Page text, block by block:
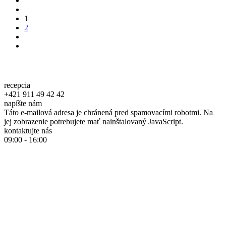
1
2
recepcia
+421 911 49 42 42
napíšte nám
Táto e-mailová adresa je chránená pred spamovacími robotmi. Na
jej zobrazenie potrebujete mať nainštalovaný JavaScript.
kontaktujte nás
09:00 - 16:00